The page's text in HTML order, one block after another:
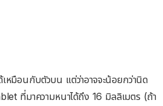
หมือนกับตัวบน แต่ว่าอาจจะน้อยกว่านิด
ที่มาความหนาได้ถึง 16 มิลลิเมตร (ถ้า